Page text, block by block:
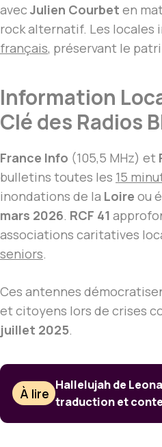
avec Julien Courbet en
rock alternatif. Les locales
français, préservant le
Information
Clé des Radios
France Info (105,5 MHz) et
bulletins toutes les 15
inondations de la Loire ou
mars 2026. RCF 41
associations caritatives
seniors.
Ces antennes
et citoyens lors de crises
juillet 2025.
À lire
Hallelujah de
traduction et